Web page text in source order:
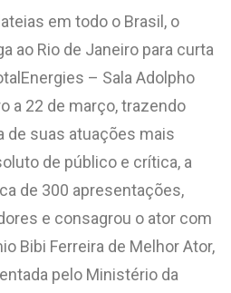
em todo o Brasil, o
ao Rio de Janeiro para curta
– Sala Adolpho
a 22 de março, trazendo
de suas atuações mais
de público e crítica, a
de 300 apresentações,
e consagrou o ator com
Bibi Ferreira de Melhor Ator,
pelo Ministério da